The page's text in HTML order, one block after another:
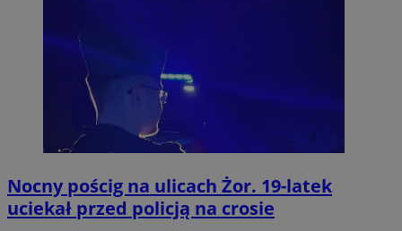
Nocny pościg na ulicach Żor. 19-latek
uciekał przed policją na crosie